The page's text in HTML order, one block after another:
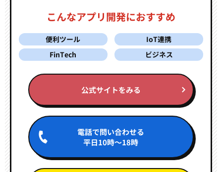
こんなアプリ開発におすすめ
便利ツール
IoT連携
FinTech
ビジネス
公式サイトをみる
電話で問い合わせる
平日10時～18時